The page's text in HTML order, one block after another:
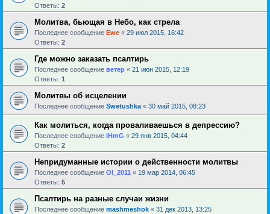
Ответы: 2
Молитва, бьющая в Небо, как стрела
Последнее сообщение Ewe « 29 июл 2015, 16:42
Ответы: 2
Где можно заказать псалтирь
Последнее сообщение ветер « 21 июн 2015, 12:19
Ответы: 1
Молитвы об исцелении
Последнее сообщение Swetushka « 30 май 2015, 08:23
Как молиться, когда проваливаешься в депрессию?
Последнее сообщение IHmG « 29 янв 2015, 04:44
Ответы: 2
Непридуманные истории о действенности молитвы
Последнее сообщение Ol_2011 « 19 мар 2014, 06:45
Ответы: 5
Псалтирь на разные случаи жизни
Последнее сообщение mashmeshok « 31 дек 2013, 13:25